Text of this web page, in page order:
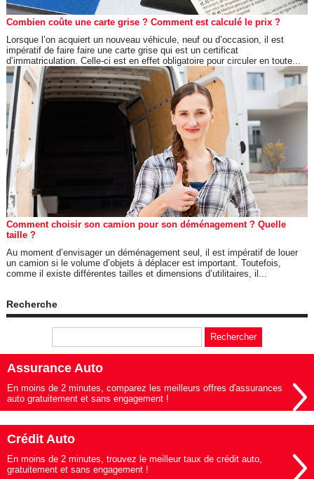
Combien coûte une carte grise ? Comment est calculé le prix ?
Lorsque l’on acquiert un nouveau véhicule, neuf ou d’occasion, il est
impératif de faire faire une carte grise qui est un certificat
d’immatriculation. Celle-ci est en effet obligatoire pour circuler en toute...
Comment choisir son camion pour son déménagement ? Quelle
taille ?
Au moment d’envisager un déménagement seul, il est impératif de louer
un camion si le volume d’objets à déplacer est important. Toutefois,
comme il existe différentes tailles et dimensions d’utilitaires, il...
Recherche
Assurance Auto
En moins de 2 minutes, comparez les meilleurs offres d'assurances
auto gratuitement et sans engagement !
Crédit Auto
En moins de 2 minutes, trouvez le meilleur taux de crédit auto,
gratuitement et sans engagement !